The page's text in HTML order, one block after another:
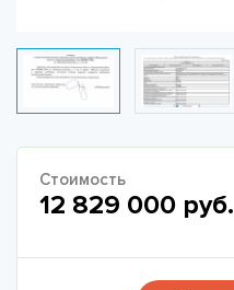
Стоимость
12 829 000 руб.